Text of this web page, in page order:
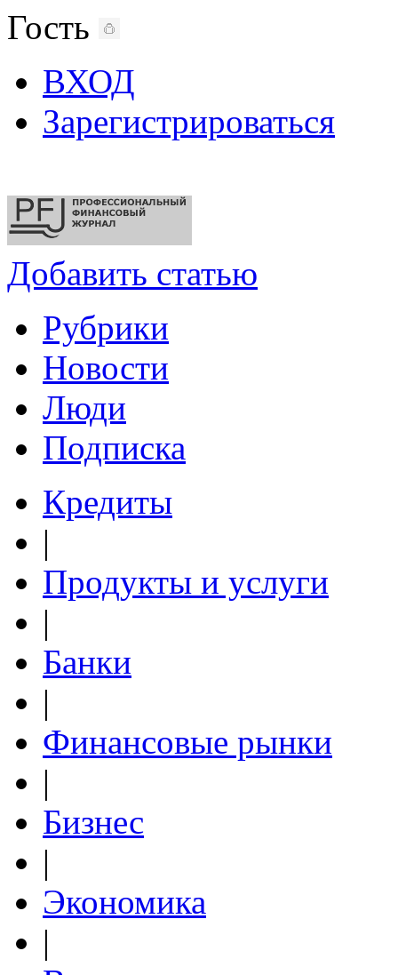
Гость
ВХОД
Зарегистрироваться
Добавить статью
Рубрики
Новости
Люди
Подписка
Кредиты
|
Продукты и услуги
|
Банки
|
Финансовые рынки
|
Бизнес
|
Экономика
|